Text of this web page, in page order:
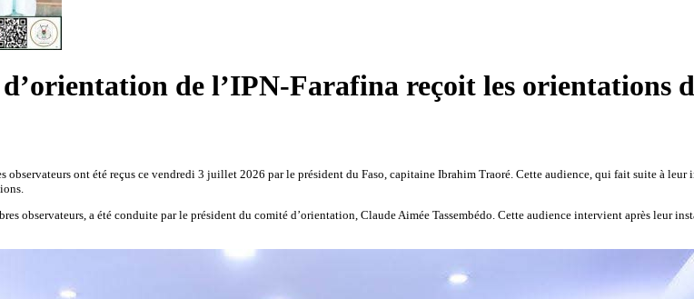
de l’IPN-Farafina reçoit les orientations
ont été reçus ce vendredi 3 juillet 2026 par le président du Faso, capitaine Ibrahim Traoré. Cette audience, qui fait suite à
observateurs, a été conduite par le président du comité d’orientation, Claude Aimée Tassembédo. Cette audience intervient après leur